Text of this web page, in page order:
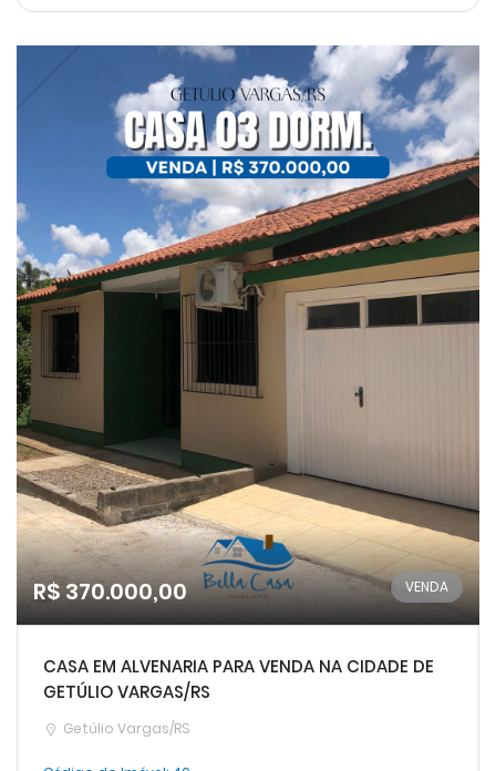
R$ 370.000,00 VENDA
CASA EM ALVENARIA PARA VENDA NA CIDADE DE
GETÚLIO VARGAS/RS
Getúlio Vargas/RS